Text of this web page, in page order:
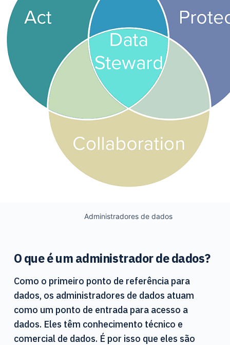
Administradores de dados
O que é um administrador de dados?
Como o primeiro ponto de referência para
dados, os administradores de dados atuam
como um ponto de entrada para acesso a
dados. Eles têm conhecimento técnico e
comercial de dados. É por isso que eles são